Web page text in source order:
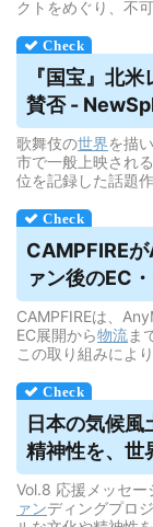
クトをめぐり、不
『国宝』北
賛否 -
歌舞伎の世界を描
市で一般上映され
位を記録した話題作
CAMPFIRE
ァン後のEC
CAMPFIREは、
EC展開から物流ま
この取り組みによ
日本の気候
精神性を、世
Vol.8 応援メッセ
ァンディングプロ